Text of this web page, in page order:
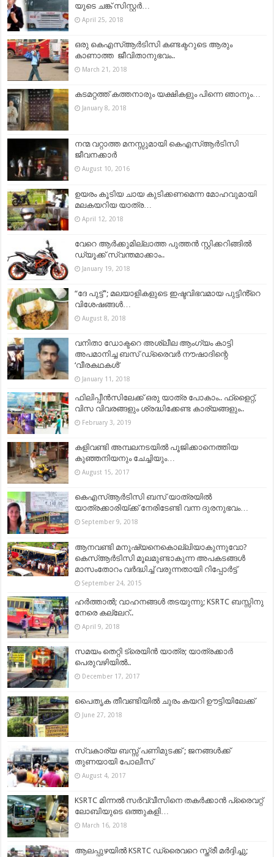
യുടെ ചങ്ക് സിസ്റ്റർ…
April 25, 2018
ഒരു കെഎസ്ആര്‍ടിസി കണ്ടക്ടറുടെ ആരും
കാണാത്ത ജീവിതാനുഭവം..
March 21, 2018
കടമറ്റത്ത് കത്തനാരും യക്ഷികളും പിന്നെ ഞാനും…
January 8, 2018
നന്മ വറ്റാത്ത മനസ്സുമായി കെഎസ്ആര്‍ടിസി
ജീവനക്കാര്‍
August 10, 2016
ഉയരം കൂടിയ ചായ കുടിക്കണമെന്ന മോഹവുമായി
മലകയറിയ യാത്ര…
April 12, 2018
വേറെ ആര്‍ക്കുമില്ലാത്ത പുത്തന്‍ സ്റ്റിക്കറിങ്ങില്‍
ഡ്യൂക്ക് സ്വന്തമാക്കാം..
January 19, 2018
“ദേ പുട്ട്”; മലയാളികളുടെ ഇഷ്ടവിഭവമായ പുട്ടിൻ്റെ
വിശേഷങ്ങൾ…
August 8, 2018
വനിതാ ഡോക്ടറെ അശ്ലീല ആംഗ്യം കാട്ടി
അപമാനിച്ച ബസ് ഡ്രൈവർ നൗഷാദിന്റെ
‘വീരകഥകള്‍’
January 11, 2018
ഫിലിപ്പീൻസിലേക്ക് ഒരു യാത്ര പോകാം.. ഫ്‌ളൈറ്റ്,
വിസ വിവരങ്ങളും ശ്രദ്ധിക്കേണ്ട കാര്യങ്ങളും..
February 3, 2019
കളിവണ്ടി അമ്പലനടയില്‍ പൂജിക്കാനെത്തിയ
കുഞ്ഞനിയനും ചേച്ചിയും…
August 15, 2017
കെഎസ്ആർടിസി ബസ് യാത്രയിൽ
യാത്രക്കാരിയ്ക്ക് നേരിടേണ്ടി വന്ന ദുരനുഭവം…
September 9, 2018
ആനവണ്ടി മനുഷ്യനെകൊല്ലിയാകുന്നുവോ?
കെസ്ആര്‍ടിസി മൂലമുണ്ടാകുന്ന അപകടങ്ങള്‍
മാസംതോറം വര്‍ദ്ധിച്ച് വരുന്നതായി റിപ്പോര്‍ട്ട്
September 24, 2015
ഹര്‍ത്താല്‍; വാഹനങ്ങള്‍ തടയുന്നു; KSRTC ബസ്സിനു
നേരെ കല്ലേറ്..
April 9, 2018
സമയം തെറ്റി ട്രെയിൻ യാത്ര; യാത്രക്കാർ
പെരുവഴിയിൽ..
December 17, 2017
പൈതൃക തീവണ്ടിയില്‍ ചുരം കയറി ഊട്ടിയിലേക്ക്‌
June 27, 2018
സ്വകാര്യ ബസ്സ് പണിമുടക്ക് ; ജനങ്ങള്‍ക്ക്
തുണയായി പോലീസ്
August 4, 2017
KSRTC മിന്നൽ സർവ്വീസിനെ തകർക്കാൻ പ്രൈവറ്റ്
ലോബിയുടെ ഒത്തുകളി…
March 16, 2018
ആലപ്പുഴയില്‍ KSRTC ഡ്രൈവറെ സ്ത്രീ മര്‍ദ്ദിച്ചു;